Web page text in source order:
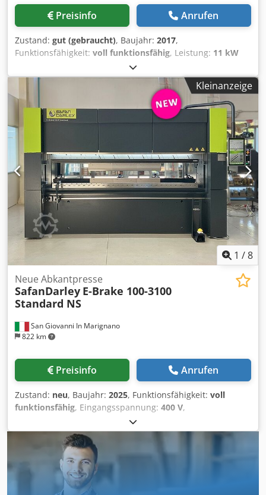
Preisinfo Anrufen
Zustand: gut (gebraucht), Baujahr: 2017,
Funktionsfähigkeit: voll funktionsfähig, Leistung: 11 kW
, Hub:
Betriebsgeschwindigkeit:10 mm/s, Ausstattung:CE-
Kennzeichnung, Sicherheitslichtschranke
, Drückkraft: 100
Ton Biegelänge: 3100 mm Hinteranschlag: 550 mm
Hublänge: 300 mm Biegeschwindigkeit: 10 mm/sec
Komplett mit: - 2 Auflagearme - Integrierte Lichtschrank - 6
Achsen gesteuert Y1, Y2, X, R, Z1, Z2 - Schrank mit viele
Werkzeugen Dwjdpfxjzbvuls Ag Roa - Maschine
Betriebsanleitungen Ursprungsland: Niederlande
Motorleistung: 11 kW Maschine (L×B×H): 400 x 230 x 290
cm Maschinengewicht: 6350 kg
Kleinanzeige
1 /8
San Giovanni In Marignano
822 km
Neue Abkantpresse
SafanDarley E-Brake 100-3100
Standard NS
Preisinfo Anrufen
Zustand: neu, Baujahr: 2025, Funktionsfähigkeit: voll
funktionsfähig, Eingangsspannung: 400 V,
, Presskraft:
Betriebsgeschwindigkeit:75 mm/s,
Rücklaufgeschwindigkeit:
75 mm/s
Tischhöhe:930 mm, Gesamtlänge: 4.350 mm
Gesamtbreite:1.820 mm
Gesamtgewicht:7.500 kg